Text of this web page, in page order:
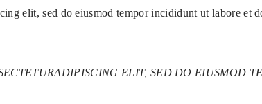
elit, sed do eiusmod tempor incididunt ut labore et
ELIT, SED DO EIUSMOD